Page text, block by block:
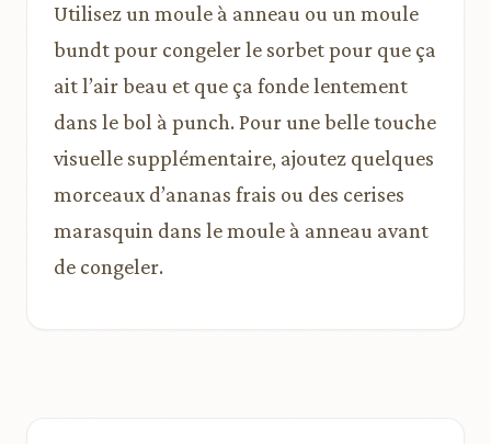
Utilisez un moule à anneau ou un moule
bundt pour congeler le sorbet pour que ça
ait l’air beau et que ça fonde lentement
dans le bol à punch. Pour une belle touche
visuelle supplémentaire, ajoutez quelques
morceaux d’ananas frais ou des cerises
marasquin dans le moule à anneau avant
de congeler.